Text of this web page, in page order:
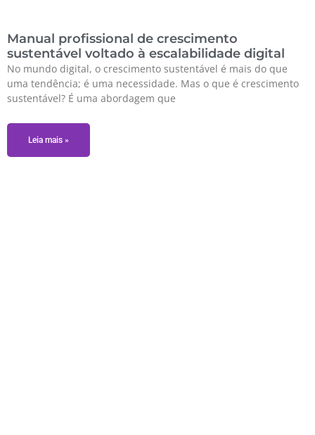
Manual profissional de crescimento
sustentável voltado à escalabilidade digital
No mundo digital, o crescimento sustentável é mais do que
uma tendência; é uma necessidade. Mas o que é crescimento
sustentável? É uma abordagem que
Leia mais »